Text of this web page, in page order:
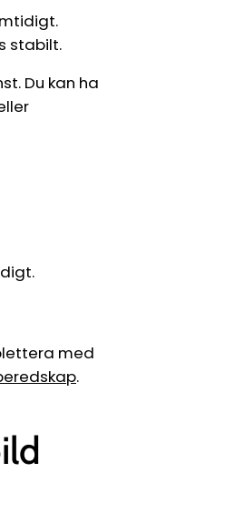
stabilt.
Du kan ha
med
.